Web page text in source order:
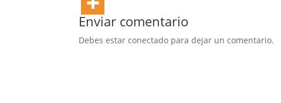
Enviar comentario
Debes estar conectado para dejar un comentario.